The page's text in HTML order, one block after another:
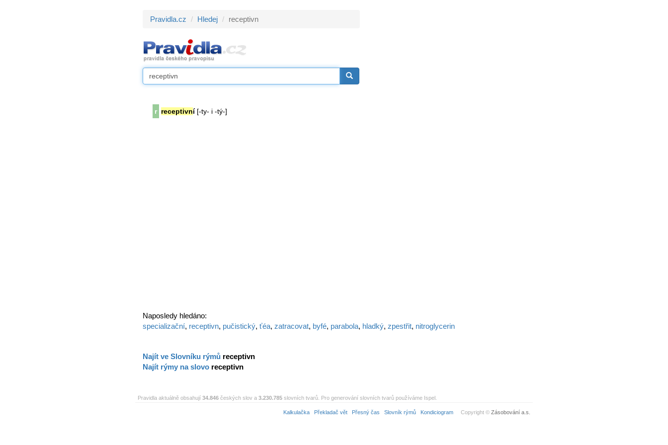
Pravidla.cz Hledej receptivn
r receptivní[-ty- i -tý-]
Naposledy hledáno:
specializační, receptivn, pučistický, ťéa, zatracovat, byfé, parabola, hladký, zpestřit, nitroglycerin
Najít ve Slovníku rýmů receptivn
Najít rýmy na slovo receptivn
Pravidla aktuálně obsahují 34.846 českých slov a 3.230.785 slovních tvarů. Pro generování slovních tvarů používáme Ispel.
Kalkulačka Překladač vět Přesný čas Slovník rýmů Kondiciogram Copyright © Zásobování a.s.